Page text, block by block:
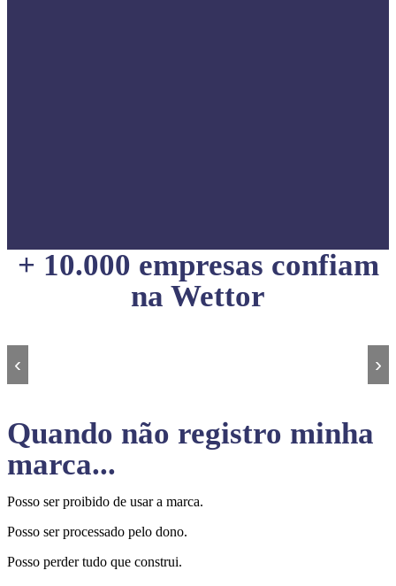
+ 10.000 empresas confiam
na Wettor
‹ ›
Quando não registro minha
marca...
Posso ser proibido de usar a marca.
Posso ser processado pelo dono.
Posso perder tudo que construi.